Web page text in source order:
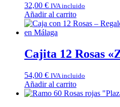
32,00 € IVA incluido
Añadir al carrito
Cajita 12 Rosas
54,00 € IVA incluido
Añadir al carrito